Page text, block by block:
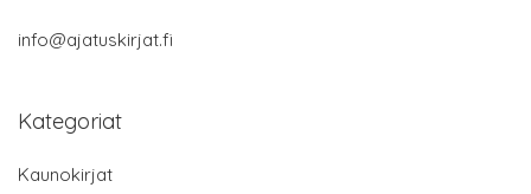
info@ajatuskirjat.fi
Kategoriat
Kaunokirjat